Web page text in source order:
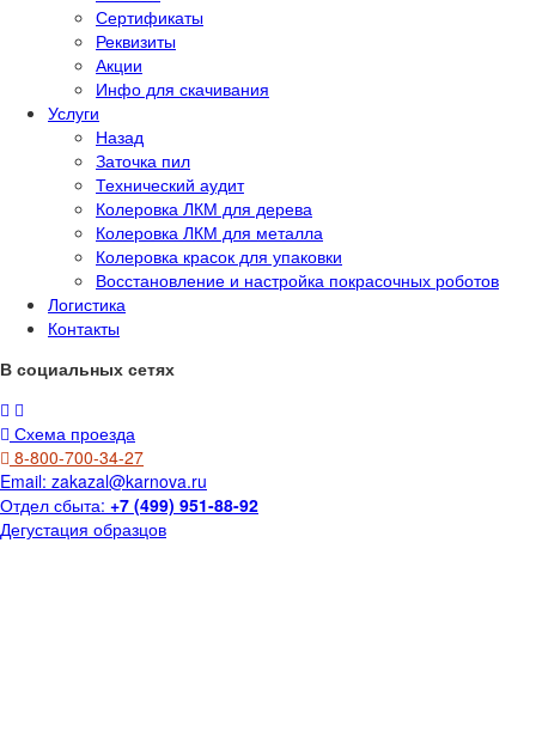
Сертификаты
Реквизиты
Акции
Инфо для скачивания
Услуги
Назад
Заточка пил
Технический аудит
Колеровка ЛКМ для дерева
Колеровка ЛКМ для металла
Колеровка красок для упаковки
Восстановление и настройка покрасочных роботов
Логистика
Контакты
В социальных сетях
Схема проезда
8-800-700-34-27
Email: zakazal@karnova.ru
Отдел сбыта: +7 (499) 951-88-92
Дегустация образцов